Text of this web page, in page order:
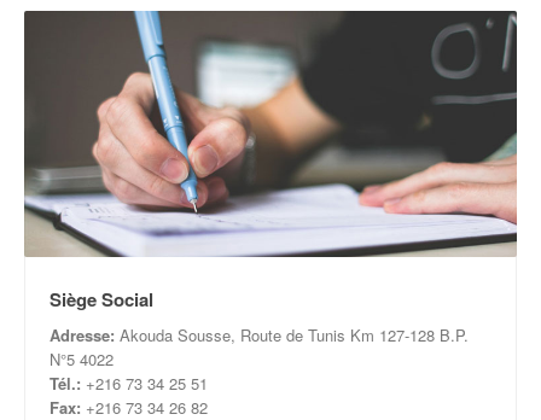
Siège Social
Adresse: Akouda Sousse, Route de Tunis Km 127-128 B.P.
N°5 4022
Tél.: +216 73 34 25 51
Fax: +216 73 34 26 82